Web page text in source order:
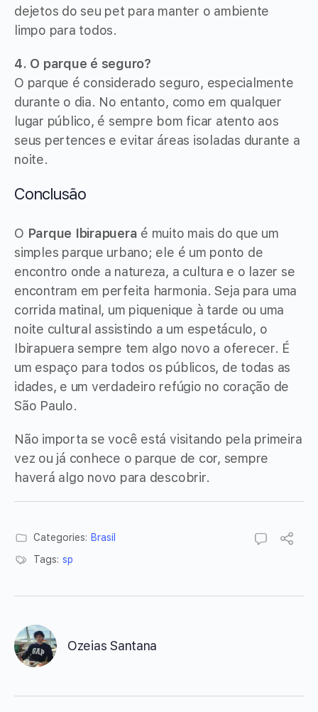
dejetos do seu pet para manter o ambiente
limpo para todos.
4. O parque é seguro?
O parque é considerado seguro, especialmente
durante o dia. No entanto, como em qualquer
lugar público, é sempre bom ficar atento aos
seus pertences e evitar áreas isoladas durante a
noite.
Conclusão
O Parque Ibirapuera é muito mais do que um
simples parque urbano; ele é um ponto de
encontro onde a natureza, a cultura e o lazer se
encontram em perfeita harmonia. Seja para uma
corrida matinal, um piquenique à tarde ou uma
noite cultural assistindo a um espetáculo, o
Ibirapuera sempre tem algo novo a oferecer. É
um espaço para todos os públicos, de todas as
idades, e um verdadeiro refúgio no coração de
São Paulo.
Não importa se você está visitando pela primeira
vez ou já conhece o parque de cor, sempre
haverá algo novo para descobrir.
Categories: Brasil
Tags: sp
Ozeias Santana